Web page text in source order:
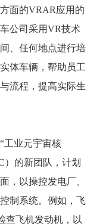
面的VRAR应用的
公司采用VR技术
、任何地点进行培
体车辆，帮助员工
流程，提高实际生
工业元宇宙核
）的新团队，计划
，以操控发电厂、
制系统。例如，飞
查飞机发动机，以